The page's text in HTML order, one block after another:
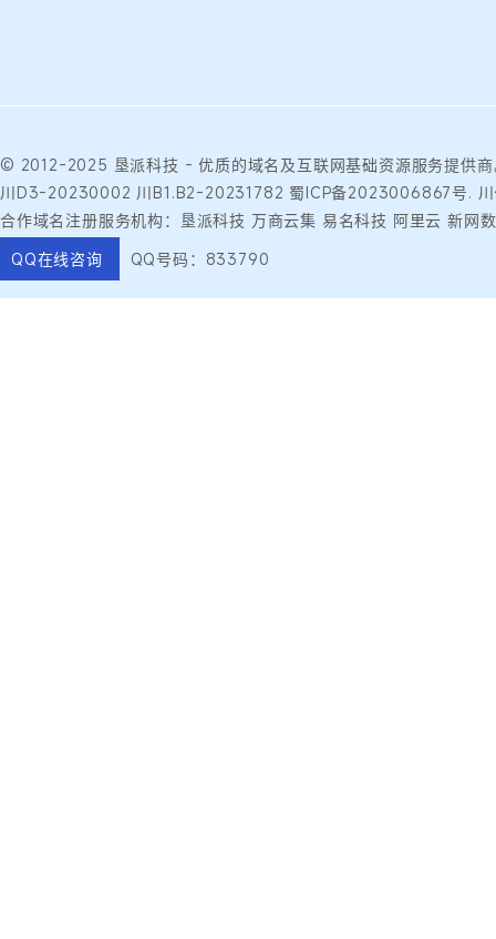
© 2012-2025 垦派科技 - 优质的域名 及互联网基础资源服务提供
川D3-20230002 川B1.B2-20231782 蜀ICP备2023006867号.
合作域名注册服务机构：垦派科技 万商云集 易名科技 阿里云 新网
QQ在线咨询
QQ号码：833790